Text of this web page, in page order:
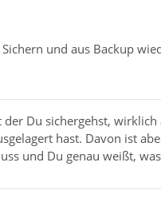
und aus Backup
Du sichergehst, wirklich
hast. Davon ist
und Du genau weißt,